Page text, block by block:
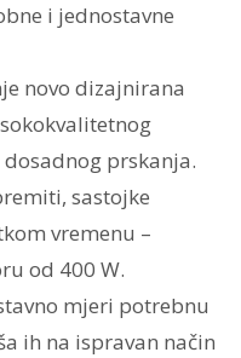
i jednostavne
novo dizajnirana
prskanja.
sastojke
vremenu –
od 400 W.
mjeri potrebnu
ih na ispravan način